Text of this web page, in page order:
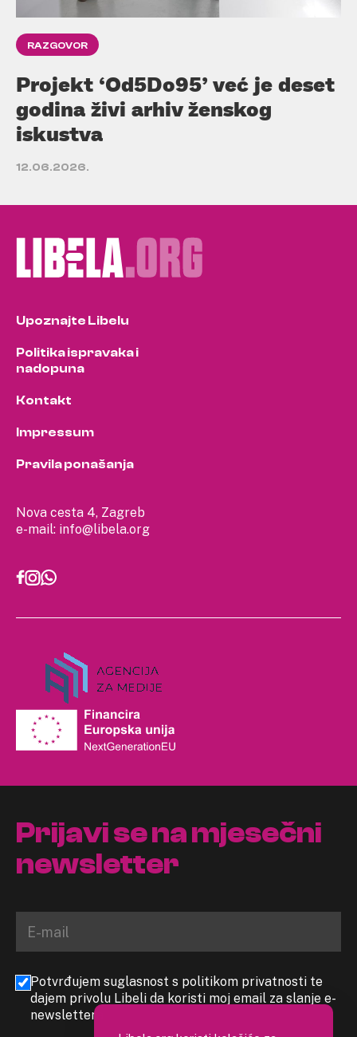
RAZGOVOR
Projekt ‘Od5Do95’ već je deset
godina živi arhiv ženskog
iskustva
12.06.2026.
Nova cesta 4, Zagreb
e-mail: info@libela.org
Upoznajte Libelu
Politika ispravaka i
nadopuna
Kontakt
Impressum
Pravila ponašanja
Prijavi se na mjesečni
newsletter
Potvrđujem suglasnost s politikom privatnosti te
dajem privolu Libeli da koristi moj email za slanje e-
newslettera